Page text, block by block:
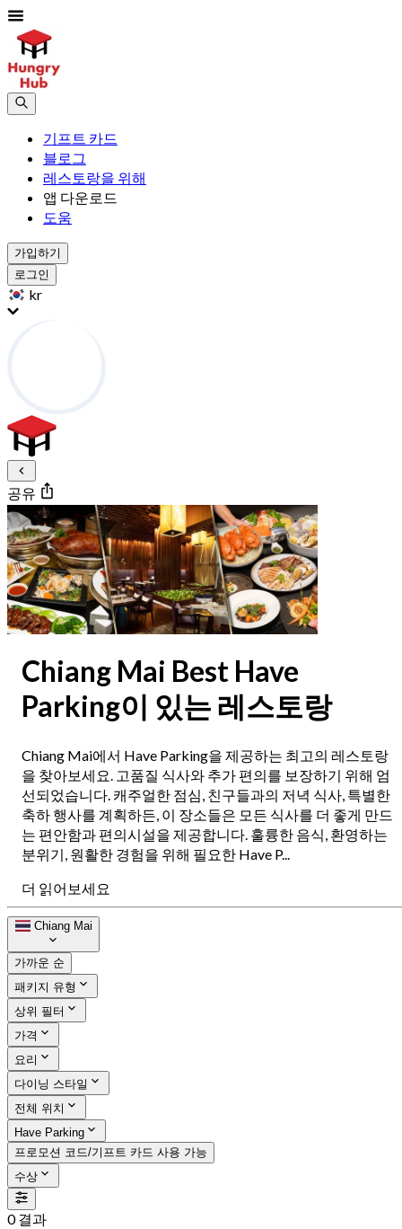
기프트 카드
블로그
레스토랑을 위해
앱 다운로드
도움
가입하기
로그인
kr
공유
Chiang Mai Best Have
Parking이 있는 레스토랑
Chiang Mai에서 Have Parking을 제공하는 최고의 레스토랑
을 찾아보세요. 고품질 식사와 추가 편의를 보장하기 위해 엄
선되었습니다. 캐주얼한 점심, 친구들과의 저녁 식사, 특별한
축하 행사를 계획하든, 이 장소들은 모든 식사를 더 좋게 만드
는 편안함과 편의시설을 제공합니다. 훌륭한 음식, 환영하는
분위기, 원활한 경험을 위해 필요한 Have P...
더 읽어보세요
Chiang Mai
가까운 순
패키지 유형
상위 필터
가격
요리
다이닝 스타일
전체 위치
Have Parking
프로모션 코드/기프트 카드 사용 가능
수상
0 결과